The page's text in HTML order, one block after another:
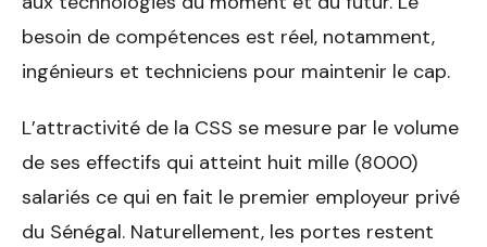
besoin de compétences est réel, notamment,
ingénieurs et techniciens pour maintenir le cap.
L’attractivité de la CSS se mesure par le volume
de ses effectifs qui atteint huit mille (8000)
salariés ce qui en fait le premier employeur privé
du Sénégal. Naturellement, les portes restent